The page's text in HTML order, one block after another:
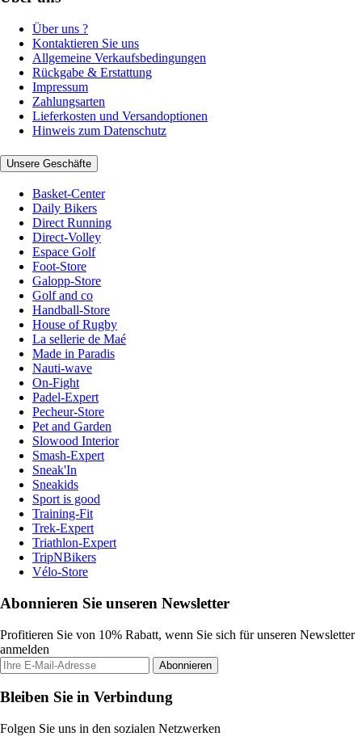
Über uns ?
Kontaktieren Sie uns
Allgemeine Verkaufsbedingungen
Rückgabe & Erstattung
Impressum
Zahlungsarten
Lieferkosten und Versandoptionen
Hinweis zum Datenschutz
Unsere Geschäfte
Basket-Center
Daily Bikers
Direct Running
Direct-Volley
Espace Golf
Foot-Store
Galopp-Store
Golf and co
Handball-Store
House of Rugby
La sellerie de Maé
Made in Paradis
Nauti-wave
On-Fight
Padel-Expert
Pecheur-Store
Pet and Garden
Slowood Interior
Smash-Expert
Sneak'In
Sneakids
Sport is good
Training-Fit
Trek-Expert
Triathlon-Expert
TripNBikers
Vélo-Store
Abonnieren Sie unseren Newsletter
Profitieren Sie von 10% Rabatt, wenn Sie sich für unseren Newsletter
anmelden
Abonnieren
Bleiben Sie in Verbindung
Folgen Sie uns in den sozialen Netzwerken